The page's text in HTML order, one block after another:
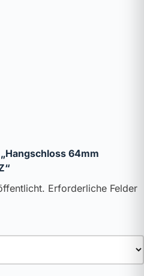
64mm
Erforderliche Felder